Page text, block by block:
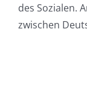
des Sozialen.
zwischen